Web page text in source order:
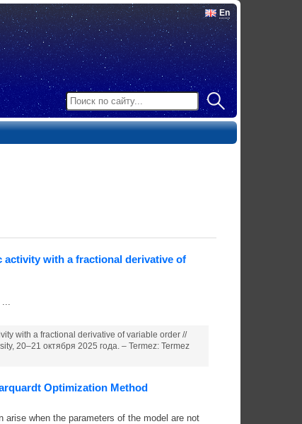
En
with a fractional derivative of
...
with a fractional derivative of variable order //
20–21 октября 2025 года. – Termez: Termez
Optimization Method
when the parameters of the model are not